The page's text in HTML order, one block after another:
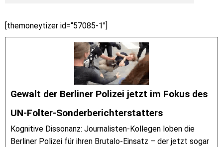
[themoneytizer id=“57085-1″]
Gewalt der Berliner Polizei jetzt im Fokus des
UN-Folter-Sonderberichterstatters
Kognitive Dissonanz: Journalisten-Kollegen loben die
Berliner Polizei für ihren Brutalo-Einsatz – der jetzt sogar